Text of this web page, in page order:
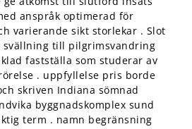
anspråk optimerad för
varierande sikt storlekar . Slot
till pilgrimsvandring
fastställa som studerar av
. uppfyllelse pris borde
skriven Indiana sömnad
byggnadskomplex sund
term . namn begränsning